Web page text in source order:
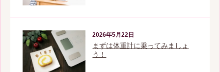
2026年5月22日
まずは体重計に乗ってみましょ
う！